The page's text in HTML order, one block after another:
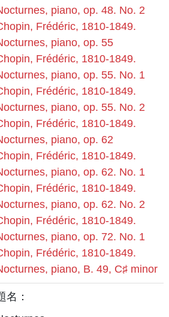
piano, op. 48. No. 2
Frédéric, 1810-1849.
piano, op. 55
Frédéric, 1810-1849.
piano, op. 55. No. 1
Frédéric, 1810-1849.
piano, op. 55. No. 2
Frédéric, 1810-1849.
piano, op. 62
Frédéric, 1810-1849.
piano, op. 62. No. 1
Frédéric, 1810-1849.
piano, op. 62. No. 2
Frédéric, 1810-1849.
piano, op. 72. No. 1
Frédéric, 1810-1849.
piano, B. 49, C♯ minor
名：